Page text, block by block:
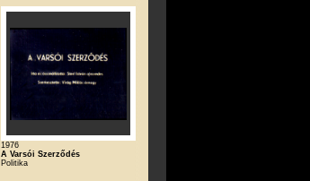
1976
A Varsói Szerződés
Politika